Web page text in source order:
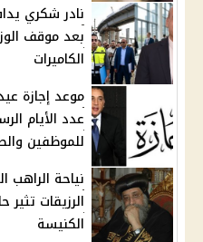
نادر شكري
بعد موقف
الكاميرات
عدد الأيام
للموظفين
نياحة
الرزيقات
الكنيسة